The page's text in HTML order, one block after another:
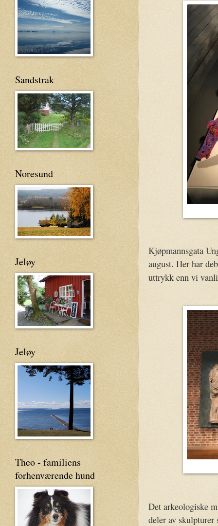
Kjøpmannsgata
august. Her har
uttrykk enn vi
Det arkeologiske
deler av
Sandstrak
Noresund
Jeløy
Jeløy
Theo - familiens
forhenværende hund